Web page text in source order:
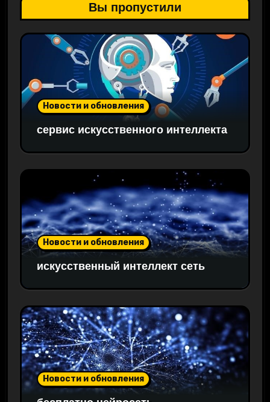
Вы пропустили
Новости и обновления
сервис искусственного интеллекта
Новости и обновления
искусственный интеллект сеть
Новости и обновления